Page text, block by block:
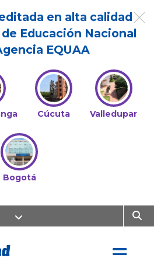
en alta calidad
Educación Nacional
EQUAA
Cúcuta Valledupar
Bogotá